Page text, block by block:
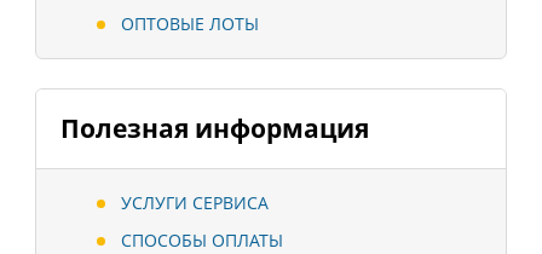
ОПТОВЫЕ ЛОТЫ
Полезная информация
УСЛУГИ СЕРВИСА
СПОСОБЫ ОПЛАТЫ